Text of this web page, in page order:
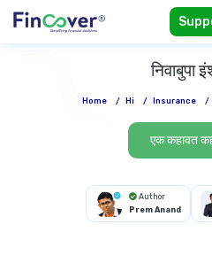
निवाबुपा
Home / Hi / Insurance /
एक कहावत
Author
Prem Anand